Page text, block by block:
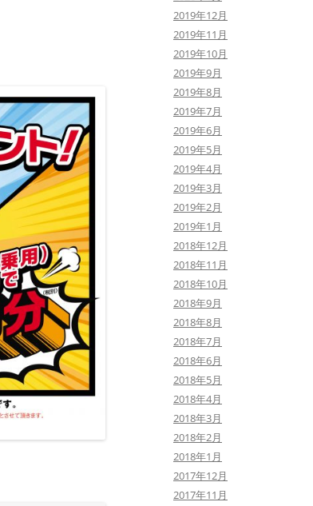
2019年12月
2019年11月
2019年10月
2019年9月
2019年8月
2019年7月
2019年6月
2019年5月
2019年4月
2019年3月
2019年2月
2019年1月
2018年12月
2018年11月
2018年10月
2018年9月
2018年8月
2018年7月
2018年6月
2018年5月
2018年4月
2018年3月
2018年2月
2018年1月
2017年12月
2017年11月